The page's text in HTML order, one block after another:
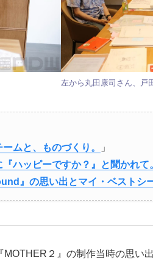
左から丸田康司さん、戸
ームと、ものづくり。
」
ハッピーですか？』と聞かれて
』の思い出とマイ・ベストシ
２』の制作当時の思い